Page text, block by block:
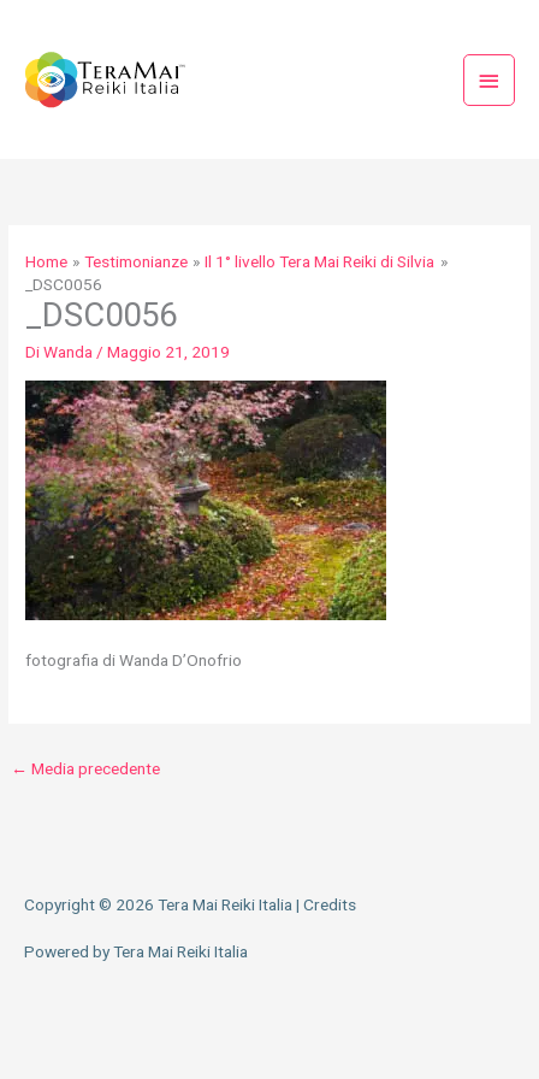
contenuto
Home Testimonianze
Il 1° livello Tera Mai Reiki di Silvia
_DSC0056
_DSC0056
DiWanda /Maggio 21, 2019
fotografia di Wanda D’Onofrio
← Media precedente
Copyright © 2026 Tera Mai Reiki Italia| Credits
Powered byTera Mai Reiki Italia